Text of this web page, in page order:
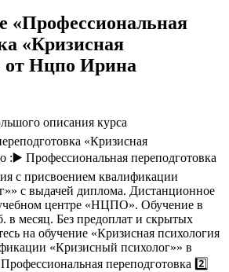
«Профессиональная
«Кризисная
от Нцпо Ирина
описания курса
«Кризисная
:▶️ Профессиональная переподготовка
с присвоением квалификации
с выдачей диплома. Дистанционное
центре «НЦПО». Обучение в
в месяц. Без предоплат и скрытых
на обучение «Кризисная психология
«Кризисный психолог»» в
переподготовка 2️⃣